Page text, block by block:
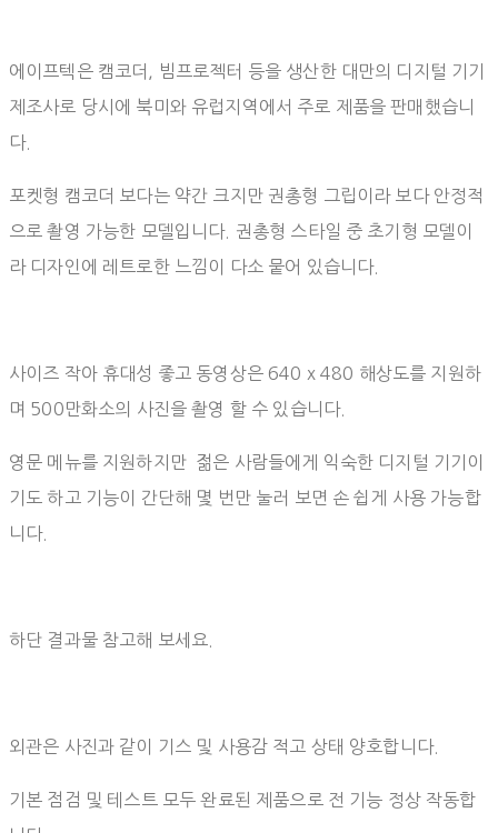
에이프텍은 캠코더, 빔프로젝터 등을 생산한 대만의 디지털 기기
제조사로 당시에 북미와 유럽지역에서 주로 제품을 판매했습니
다.
포켓형 캠코더 보다는 약간 크지만 권총형 그립이라 보다 안정적
으로 촬영 가능한 모델입니다. 권총형 스타일 중 초기형 모델이
라 디자인에 레트로한 느낌이 다소 뭍어 있습니다.
사이즈 작아 휴대성 좋고 동영상은 640 x 480 해상도를 지원하
며 500만화소의 사진을 촬영 할 수 있습니다.
영문 메뉴를 지원하지만 젊은 사람들에게 익숙한 디지털 기기이
기도 하고 기능이 간단해 몇 번만 눌러 보면 손 쉽게 사용 가능합
니다.⠀
하단 결과물 참고해 보세요.
외관은 사진과 같이 기스 및 사용감 적고 상태 양호합니다.
기본 점검 및 테스트 모두 완료된 제품으로 전 기능 정상 작동합